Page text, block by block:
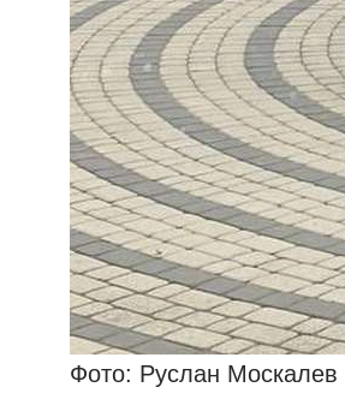
Фото: Руслан Москалев